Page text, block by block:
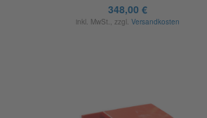
348,00 €
inkl. MwSt., zzgl. Versandkosten